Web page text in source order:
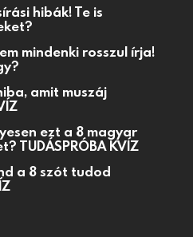
hibák! Te is
mindenki rosszul írja!
amit muszáj
ezt a 8 magyar
TUDÁSPRÓBA KVÍZ
a 8 szót tudod